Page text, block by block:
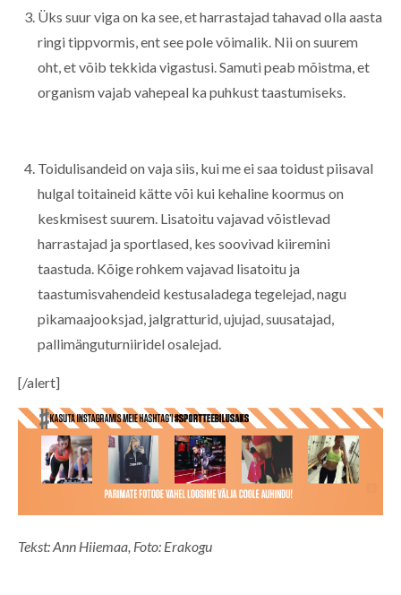
Üks suur viga on ka see, et harrastajad tahavad olla aasta
ringi tippvormis, ent see pole võimalik. Nii on suurem
oht, et võib tekkida vigastusi. Samuti peab mõistma, et
organism vajab vahepeal ka puhkust taastumiseks.
Toidulisandeid on vaja siis, kui me ei saa toidust piisaval
hulgal toitaineid kätte või kui kehaline koormus on
keskmisest suurem. Lisatoitu vajavad võistlevad
harrastajad ja sportlased, kes soovivad kiiremini
taastuda. Kõige rohkem vajavad lisatoitu ja
taastumisvahendeid kestusaladega tegelejad, nagu
pikamaajooksjad, jalgratturid, ujujad, suusatajad,
pallimänguturniiridel osalejad.
[/alert]
Tekst: Ann Hiiemaa, Foto: Erakogu